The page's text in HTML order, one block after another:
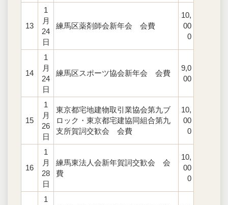
13
1
月
24
日
練馬区薬剤師会新年会 会費
10,
00
0
14
1
月
24
日
練馬区スポーツ協会新年会 会費
9,0
00
15
1
月
26
日
東京都宅地建物取引業協会第九ブ
ロック・東京都宅建協同組合第九
支所賀詞交歓会 会費
10,
00
0
16
1
月
28
日
練馬東法人会新年賀詞交歓会 会
費
10,
00
0
1